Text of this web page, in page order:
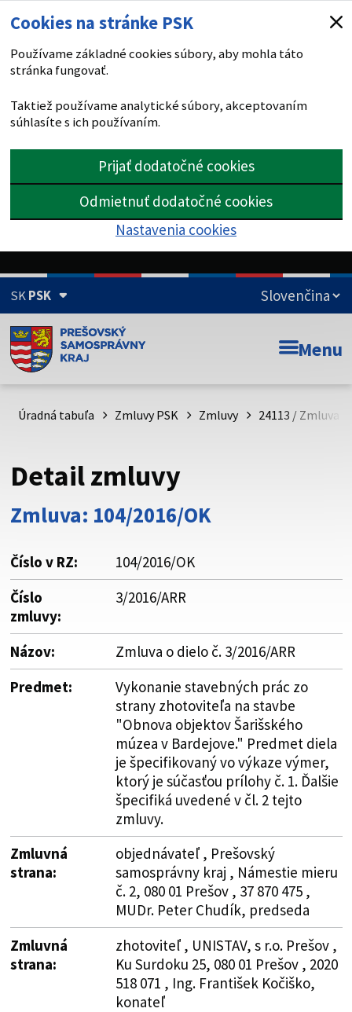
Cookies na stránke PSK
Používame základné cookies súbory, aby mohla táto
stránka fungovať.
Taktiež používame analytické súbory, akceptovaním
súhlasíte s ich používaním.
Prijať dodatočné cookies
Odmietnuť dodatočné cookies
Nastavenia cookies
SKPSK
Doména psk.sk je oficiálna
Toto je oficiálna webová stránka Prešovského
psk.sk.
Buďte pozorní a vždy sa uistite, že zdieľate informácie iba
cez zabezpečenú webovú stránku. Zabezpečená stránka
vždy začína https:// pred názvom domény webového sídla.
Menu
Úradná tabuľa Zmluvy PSK Zmluvy 24113 / Zmluva
Detail zmluvy
Zmluva: 104/2016/OK
Číslo v RZ:
104/2016/OK
Číslo
zmluvy:
3/2016/ARR
Názov:
Zmluva o dielo č. 3/2016/ARR
Predmet:
Vykonanie stavebných prác zo
strany zhotoviteľa na stavbe
"Obnova objektov Šarišského
múzea v Bardejove." Predmet diela
je špecifikovaný vo výkaze výmer,
ktorý je súčasťou prílohy č. 1. Ďalšie
špecifiká uvedené v čl. 2 tejto
zmluvy.
Zmluvná
strana:
objednávateľ , Prešovský
samosprávny kraj , Námestie mieru
č. 2, 080 01 Prešov , 37 870 475 ,
MUDr. Peter Chudík, predseda
Zmluvná
strana:
zhotoviteľ , UNISTAV, s r.o. Prešov ,
Ku Surdoku 25, 080 01 Prešov , 2020
518 071 , Ing. František Kočiško,
konateľ